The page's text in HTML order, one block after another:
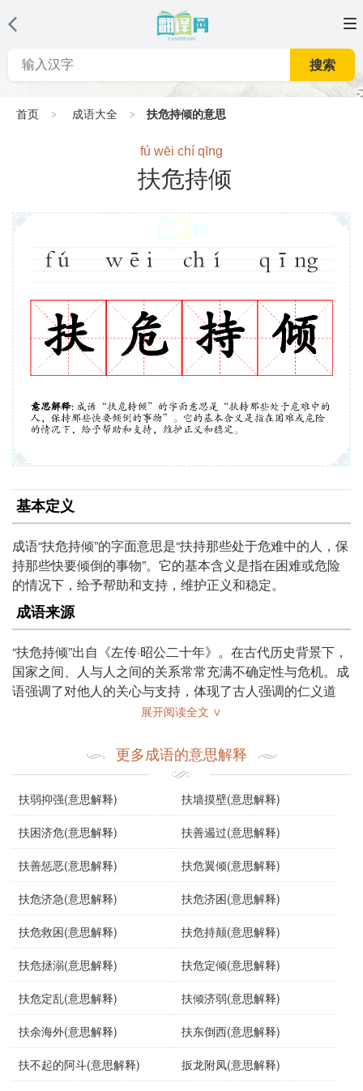
搜索
首页 成语大全 扶危持倾的意思
fú wēi chí qīng
扶危持倾
基本定义
成语“扶危持倾”的字面意思是“扶持那些处于危难中的人，保
持那些快要倾倒的事物”。它的基本含义是指在困难或危险
的情况下，给予帮助和支持，维护正义和稳定。
成语来源
“扶危持倾”出自《左传·昭公二十年》。在古代历史背景下，
国家之间、人与人之间的关系常常充满不确定性与危机。成
语强调了对他人的关心与支持，体现了古人强调的仁义道
该成语通常在文学作品、演讲、社会活动中使用，表达对困
境中人的同情和援助的意愿。在日常对话中，它可以用来形
容某人对需要帮助的人的支持和鼓励。
示例句子
在这个经济危机时期，企业家们应该积极扶危持倾，帮
助那些面临破产的小公司。
社会组织的志愿者们不断努力，扶危持倾，为那些失去
亲人的家庭提供帮助。
在历史的洪流中，许多英雄都曾扶危持倾，为国家和人
民的未来而奋斗。
展开阅读全文 ∨
更多成语的意思解释
扶弱抑强(意思解释) 扶墙摸壁(意思解释)
扶困济危(意思解释) 扶善遏过(意思解释)
扶善惩恶(意思解释) 扶危翼倾(意思解释)
扶危济急(意思解释) 扶危济困(意思解释)
扶危救困(意思解释) 扶危持颠(意思解释)
扶危拯溺(意思解释) 扶危定倾(意思解释)
扶危定乱(意思解释) 扶倾济弱(意思解释)
扶余海外(意思解释) 扶东倒西(意思解释)
扶不起的阿斗(意思解释) 扳龙附凤(意思解释)